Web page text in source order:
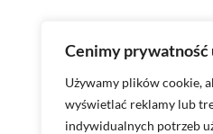
Cenimy
Używamy plików cookie,
wyświetlać reklamy lub
indywidualnych potrzeb